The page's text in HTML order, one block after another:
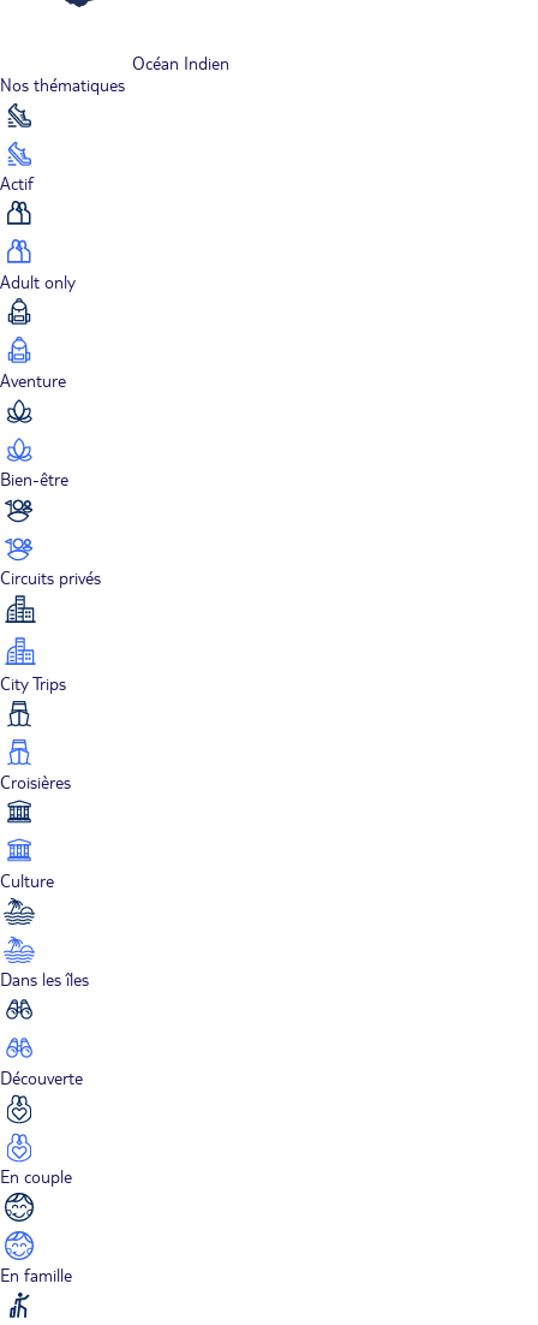
Océan Indien
Nos thématiques
Actif
Adult only
Aventure
Bien-être
Circuits privés
City Trips
Croisières
Culture
Dans les îles
Découverte
En couple
En famille